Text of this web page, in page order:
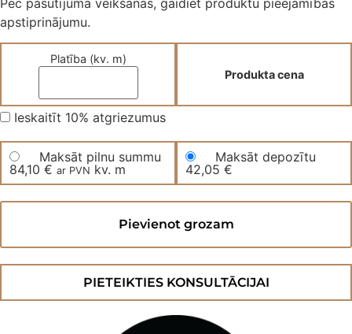
apstiprinājumu.
Platība (kv. m)
Produkta cena
Ieskaitīt 10% atgriezumus
Maksāt pilnu summu
84,10 € ar PVN kv. m
Maksāt depozītu
42,05 €
Divslāņu
500MIXWWO414BB
Pievienot grozam
PIETEIKTIES KONSULTĀCIJAI